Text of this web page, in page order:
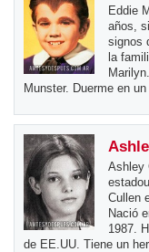
Eddie
años,
signos
la
Munster. Duerme en
Ashley
Cullen
Nació
1987.
de EE.UU. Tiene un